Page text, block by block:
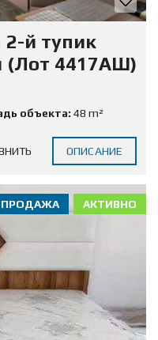
2-й тупик
(Лот 4417АШ)
объекта: 48 m²
ОПИСАНИЕ
АКТИВНО
ПРОДАЖА